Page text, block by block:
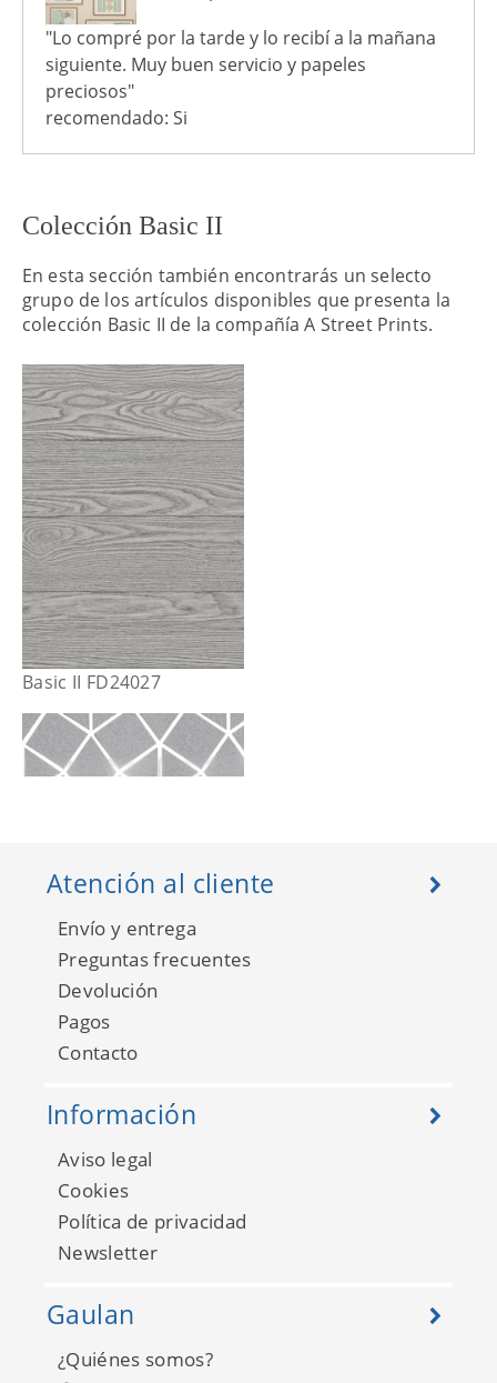
"Lo compré por la tarde y lo recibí a la mañana
siguiente. Muy buen servicio y papeles
preciosos"
recomendado: Si
Colección Basic II
En esta sección también encontrarás un selecto
grupo de los artículos disponibles que presenta la
colección Basic II de la compañía A Street Prints.
Basic II FD24027
Basic II FD42489
Atención al cliente
Envío y entrega
Preguntas frecuentes
Devolución
Pagos
Contacto
Información
Aviso legal
Cookies
Política de privacidad
Newsletter
Gaulan
¿Quiénes somos?